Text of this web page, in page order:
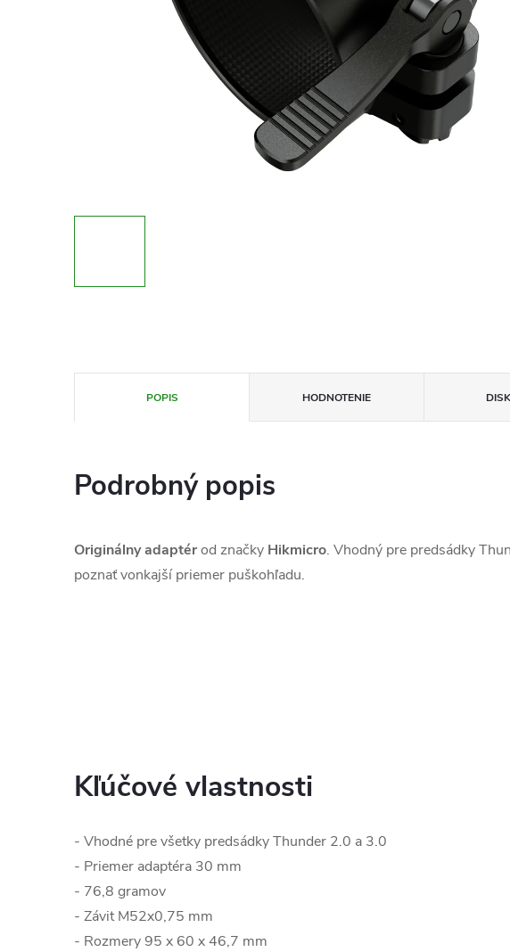
POPIS HODNOTENIE
Podrobný popis
Originálny adaptérod značky Hikmicro. Vhodný pre predsádky
poznať vonkajší priemer puškohľadu.
Kľúčové vlastnosti
- Vhodné pre všetky predsádky Thunder 2.0 a 3.0
- Priemer adaptéra 30 mm
- 76,8 gramov
- Závit M52x0,75 mm
- Rozmery 95 x 60 x 46,7 mm